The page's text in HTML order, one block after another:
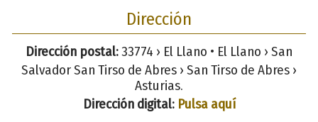
Dirección
Dirección postal:33774 › El Llano • El Llano › San
Salvador San Tirso de Abres › San Tirso de Abres ›
Asturias.
Dirección digital: Pulsa aquí